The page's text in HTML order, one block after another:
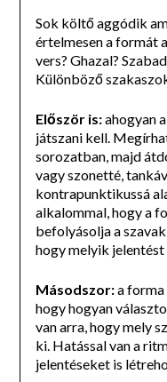
Sok költő aggódik
értelmesen a formát
vers? Ghazal?
Különböző
Először is:ahogyan
játszani kell.
sorozatban, majd
vagy szonetté,
kontrapunktikussá
alkalommal, hogy a
befolyásolja a
hogy melyik jelentést
Másodszor:a forma
hogy hogyan
van arra, hogy mely
ki. Hatással van a
jelentéseket is